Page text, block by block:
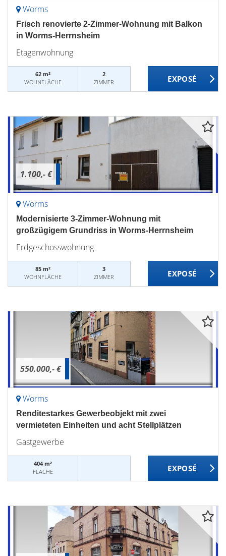
Worms
Frisch renovierte 2-Zimmer-Wohnung mit Balkon
in Worms-Herrnsheim
Etagenwohnung
62 m²
WOHNFLÄCHE
2
ZIMMER
1.100,- €
Worms
Modernisierte 3-Zimmer-Wohnung mit
großzügigem Grundriss in Worms-Herrnsheim
Erdgeschosswohnung
85 m²
WOHNFLÄCHE
3
ZIMMER
550.000,- €
Worms
Renditestarkes Gewerbeobjekt mit zwei
vermieteten Einheiten und acht Stellplätzen
Gastgewerbe
404 m²
FLÄCHE